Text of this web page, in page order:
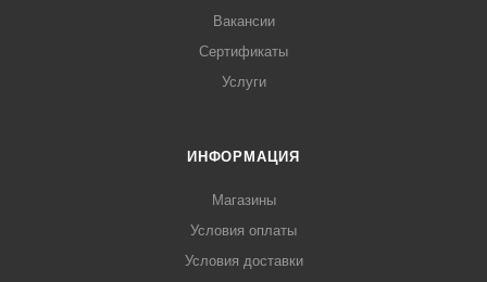
Вакансии
Сертификаты
Услуги
ИНФОРМАЦИЯ
Магазины
Условия оплаты
Условия доставки